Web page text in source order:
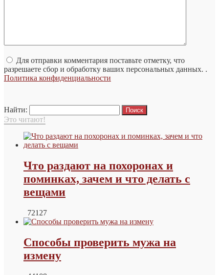
Для отправки комментария поставьте отметку, что
разрешаете сбор и обработку ваших персональных данных. .
Политика конфиденциальности
Найти:
Это читают!
Что раздают на похоронах и
поминках, зачем и что делать с
вещами
72127
Способы проверить мужа на
измену